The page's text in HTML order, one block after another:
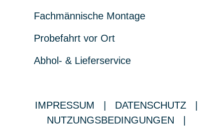
Fachmännische Montage
Probefahrt vor Ort
Abhol- & Lieferservice
IMPRESSUM DATENSCHUTZ
NUTZUNGSBEDINGUNGEN